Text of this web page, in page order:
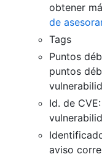
obtener
de
Tags
Puntos
puntos
Id. de
aviso